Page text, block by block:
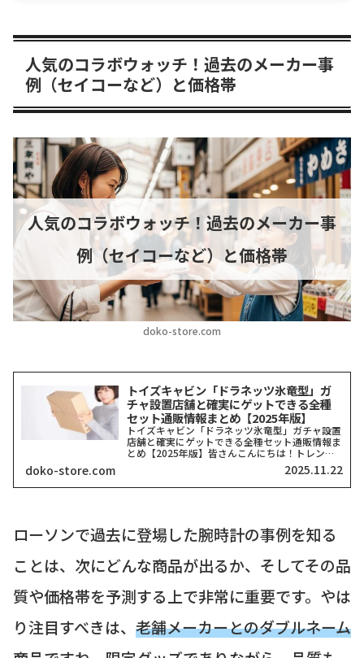
人気のコラボウォッチ！過去のメーカー事
例（セイコーなど）と価格帯
doko-store.com
人気のコラボウォッチ！過去のメーカー事
例（セイコーなど）と価格帯
トイズキャビン「ドラネッツ氷竜型」ガ
チャ設置店舗と確実にゲットできる全種
セット通販情報まとめ【2025年版】
トイズキャビン「ドラネッツ氷竜型」ガチャ設置
店舗と確実にゲットできる全種セット通販情報ま
とめ【2025年版】皆さんこんにちは！トレンド
を探求する筆者「どこストア」です！今回ご紹介
するのは、カプセルトイ業界で今、最も注目を集
めていると言っても...
doko-store.com 2025.11.22
ローソンで過去に登場した腕時計の事例を知る
ことは、次にどんな商品が出るか、そしてその品
質や価格帯を予測する上で非常に重要です。やは
り注目すべきは、 老舗メーカーとのダブルネーム